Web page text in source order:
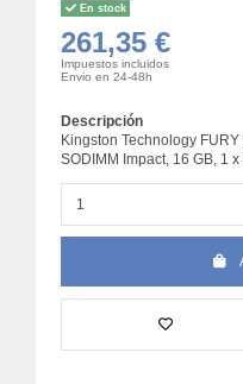
En stock
261,35 €
Impuestos incluidos
Envio en 24-48h
Descripción
Kingston Technology
SODIMM Impact, 16 GB, 1